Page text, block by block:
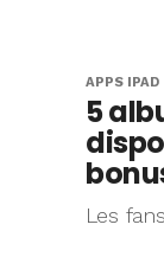
APPS IPAD
5
Les